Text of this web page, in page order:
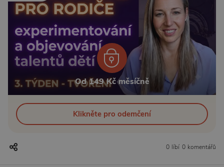
Od 149 Kč měsíčně
Klikněte pro odemčení
0 líbí 0 komentářů